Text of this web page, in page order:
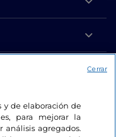
y de elaboración de
para mejorar la
análisis agregados.
Cerrar